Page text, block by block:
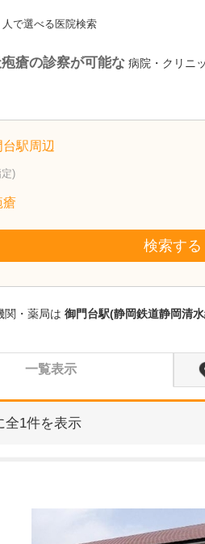
人で選べる医院検索
瘡の診察が可能な 病院・クリニ
駅周辺
)
瘡
検索する
関・薬局は 御門台駅(静岡鉄道静岡清
一覧表示
全1件を表示